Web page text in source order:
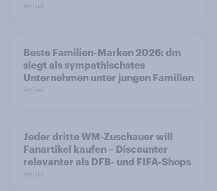
Artikel
Beste Familien-Marken 2026: dm
siegt als sympathischstes
Unternehmen unter jungen Familien
Artikel
Jeder dritte WM-Zuschauer will
Fanartikel kaufen – Discounter
relevanter als DFB- und FIFA-Shops
Artikel